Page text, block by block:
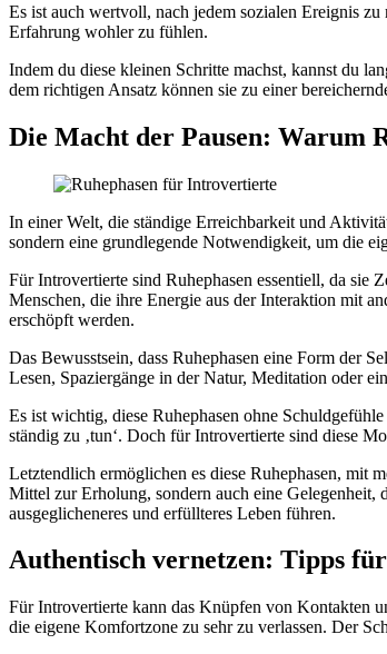
Es ist auch wertvoll, nach jedem sozialen Ereignis
Erfahrung wohler zu fühlen.
Indem du diese kleinen Schritte machst, kannst du
dem richtigen Ansatz können sie zu einer
Die Macht der Pausen: Warum
In einer Welt, die ständige Erreichbarkeit und
sondern eine grundlegende Notwendigkeit, um die
Für Introvertierte sind Ruhephasen essentiell, da sie
Menschen, die ihre Energie aus der Interaktion mit
erschöpft werden.
Das Bewusstsein, dass Ruhephasen eine Form der
Lesen, Spaziergänge in der Natur, Meditation oder
Es ist wichtig, diese Ruhephasen ohne
ständig zu ‚tun‘. Doch für Introvertierte sind diese
Letztendlich ermöglichen es diese Ruhephasen, mit
Mittel zur Erholung, sondern auch eine Gelegenheit,
ausgeglicheneres und erfüllteres Leben führen.
Authentisch vernetzen: Tipps
Für Introvertierte kann das Knüpfen von Kontakten
die eigene Komfortzone zu sehr zu verlassen. Der